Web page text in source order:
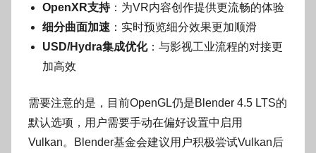
OpenXR支持：为VR内容创作提供更流畅的体验
细分曲面加速 ：实时预览细分效果更加顺滑
USD/Hydra集成优化：与影视工业流程的对接更
加高效
需要注意的是，目前OpenGL仍是Blender 4.5 LTS的
默认选项，用户需要手动在偏好设置中启用
Vulkan。Blender基金会建议用户积极尝试Vulkan后